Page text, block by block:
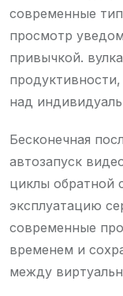
современные
просмотр
привычкой.
над
Бесконечная
автозапуск
циклы обратной
эксплуатацию
современные
временем и
между